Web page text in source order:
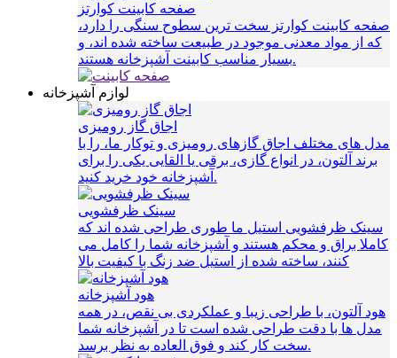
صفحه کابینت کوارتز
صفحه کابینت کوارتز سخت ترین سطوح سنگی را دارد،
که از مواد معدنی موجود در طبیعت ساخته شده اند، و
بسیار مناسب کابینت آشپزخانه هستند.
لوازم آشپزخانه
اجاق گاز رومیزی
مدل های مختلف اجاق گازهای رومیزی و توکار ما، را با
برند آلتون، در انواع گازی، برقی یا القایی یکی را برای
آشپزخانه خود خرید کنید.
سینک ظرفشویی
سینک ظرفشویی استیل ما طوری طراحی شده اند که
کاملا براق و محکم هستند و آشپزخانه شما را کامل می
کنند، ساخته شده از استیل ضد زنگ با کیفیت بالا
هود آشپزخانه
هود آلتون، با طراحی زیبا و عملکردی بی نقص، در همه
مدل ها با دقت طراحی شده است تا در آشپزخانه شما
سخت کار کند و فوق العاده به نظر برسد.